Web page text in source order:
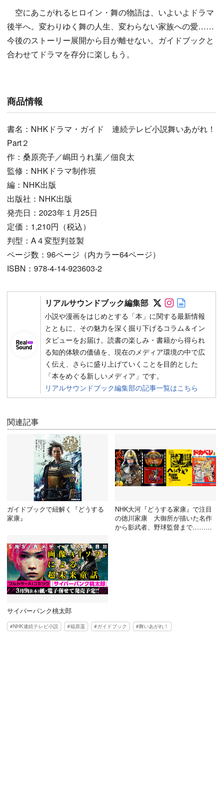
空にあこがれるヒロイン・舞の物語は、いよいよドラマ
後半へ。変わりゆく舞の人生、変わらない家族への愛……
今後のストーリー展開から目が離せない。ガイドブックと
合わせてドラマを存分に楽しもう。
商品情報
書名：NHKドラマ・ガイド 連続テレビ小説舞いあがれ！
Part２
作：桑原亮子／嶋田うれ葉／佃良太
監修：NHKドラマ制作班
編：NHK出版
出版社：NHK出版
発売日：2023年１月25日
定価：1,210円（税込）
判型：A４変型判並製
ページ数：96ページ（内カラー64ページ）
ISBN：978-4-14-923603-2
リアルサウンドブック編集部 Follow on
Follow on
小説や漫画をはじめとする「本」に関する最新情報
とともに、その魅力を深く掘り下げるコラム＆イン
タビューをお届け。読書の楽しみ・書籍から得られ
る知的体験の価値を、現在のメディア環境の中で広
く伝え、さらに盛り上げていくことを目的とした
「本をめぐる新しいメディア」です。
リアルサウンドブック編集部の記事一覧はこちら
関連記事
ガイドブックで紐解く『どうする
家康』
NHK大河『どうする家康』で注目
の徳川家康 大御所が描いた名作
から影武者、野球監督まで……今
サイバーパンク桃太郎
NHK連続テレビ小説 福原遥 ガイドブック 舞いあがれ！